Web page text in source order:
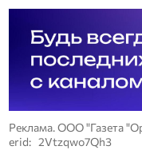
Реклама. ООО "Газета
erid: 2Vtzqwo7Qh3